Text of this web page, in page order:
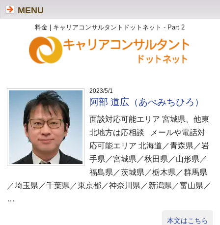
料金 | キャリアコンサルタントドットネット - Part 2
MENU
2023/5/1
阿部 道広（あべみちひろ）
面談対応可能エリア 宮城県、他東
北地方は応相談 メールや電話対
応可能エリア 北海道／青森県／岩
手県／宮城県／秋田県／山形県／
福島県／茨城県／栃木県／群馬県
／埼玉県／千葉県／東京都／神奈川県／新潟県／富山県／
…
本文はこちら